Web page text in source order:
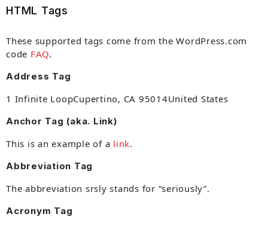
HTML Tags
These supported tags come from the WordPress.com
code FAQ.
Address Tag
1 Infinite LoopCupertino, CA 95014United States
Anchor Tag (aka. Link)
This is an example of a link.
Abbreviation Tag
The abbreviation srsly stands for “seriously”.
Acronym Tag